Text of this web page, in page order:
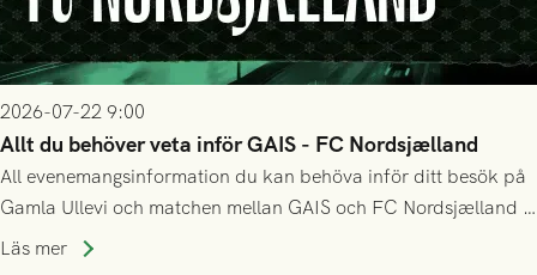
2026-07-22 9:00
Allt du behöver veta inför GAIS - FC Nordsjælland
All evenemangsinformation du kan behöva inför ditt besök på
Gamla Ullevi och matchen mellan GAIS och FC Nordsjælland i
kvalet till Conference League! Avspark kl 19.00 på torsdag
Läs mer